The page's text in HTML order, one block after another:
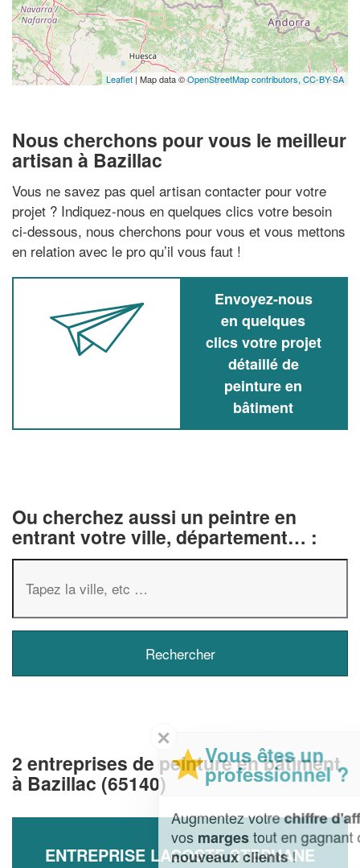
Leaflet | Map data ©OpenStreetMap contributors, CC-BY-SA
Nous cherchons pour vous le meilleur
artisan à Bazillac
Vous ne savez pas quel artisan contacter pour votre
projet ? Indiquez-nous en quelques clics votre besoin
ci-dessous, nous cherchons pour vous et vous mettons
en relation avec le pro qu’il vous faut !
Envoyez-nous
en quelques
clics votre projet
détaillé de
peinture en
bâtiment
Ou cherchez aussi un peintre en
entrant votre ville, département… :
2 entreprises de peinture en bâtiment
à Bazillac (65140)
ENTREPRISE LACOSTE STEPHANE
Vous êtes un
professionnel ?
Augmentez votrechiffre d'affaireset
margestout en gagnant de
nouveaux clients!